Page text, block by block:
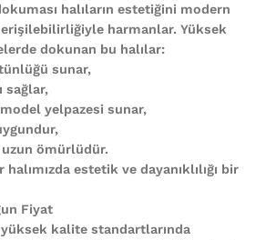
halıların estetiğini modern
erişilebilirliğiyle harmanlar. Yüksek
dokunan bu halılar:
sunar,
sağlar,
yelpazesi sunar,
ömürlüdür.
estetik ve dayanıklılığı bir
Fiyat
yüksek kalite standartlarında